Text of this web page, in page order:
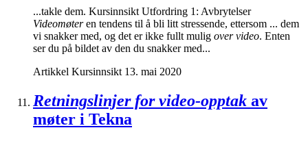
...takle dem. Kursinnsikt Utfordring 1: Avbrytelser
Videomøteren tendens til å bli litt stressende, ettersom ... dem
vi snakker med, og det er ikke fullt mulig over video. Enten
ser du på bildet av den du snakker med...
Artikkel Kursinnsikt 13. mai 2020
Retningslinjer for video-opptak av
møter i Tekna